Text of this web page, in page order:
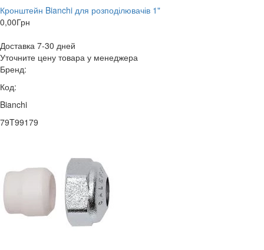
Кронштейн Bianchi для розподілювачів 1"
0,00Грн
Доставка 7-30 дней
Уточните цену товара у менеджера
Бренд:
Код:
Bianchi
79T99179